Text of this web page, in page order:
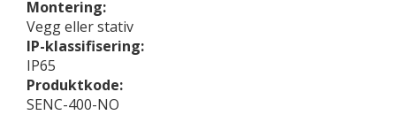
Montering:
Vegg eller stativ
IP-klassifisering:
IP65
Produktkode:
SENC-400-NO